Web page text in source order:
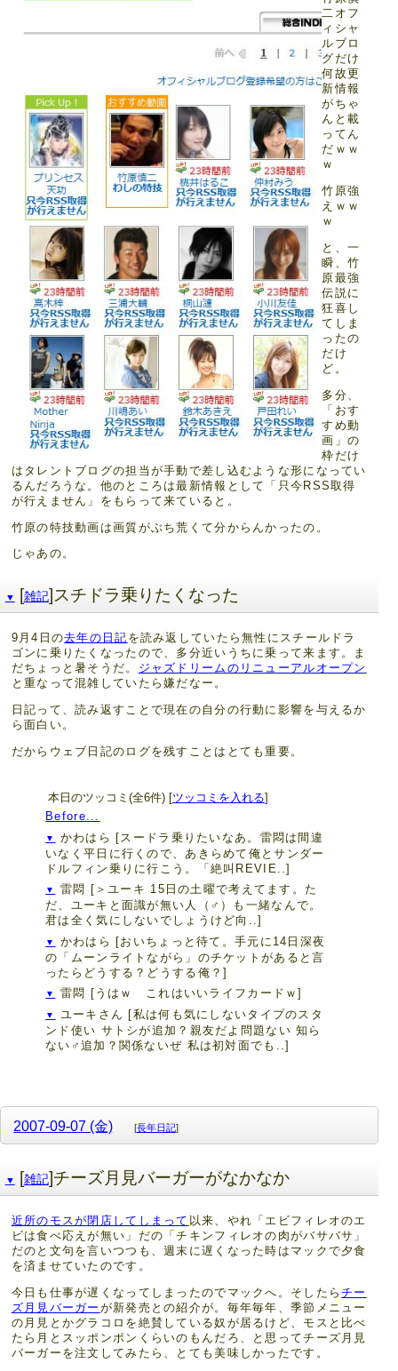
二オフ
ィシャ
ルブロ
グだけ
何故更
新情報
がちゃ
んと載
ってん
だｗｗ
ｗ
竹原強
えｗｗ
ｗ
と、一
瞬、竹
原最強
伝説に
狂喜し
てしま
ったの
だけ
ど。
多分、
「おす
すめ動
画」の
枠だけ
はタレントブログの担当が手動で差し込むような形になってい
るんだろうな。他のところは最新情報として「只今RSS取得
が行えません」をもらって来ていると。
竹原の特技動画は画質がぶち荒くて分からんかったの。
じゃあの。
▼ [雑記]スチドラ乗りたくなった
9月4日の去年の日記 を読み返していたら無性にスチールドラ
ゴンに乗りたくなったので、多分近いうちに乗って来ます。ま
だちょっと暑そうだ。 ジャズドリームのリニューアルオープン
と重なって混雑していたら嫌だなー。
日記って、読み返すことで現在の自分の行動に影響を与えるか
ら面白い。
だからウェブ日記のログを残すことはとても重要。
本日のツッコミ(全6件) [ツッコミを入れる]
Before...
▼ かわはら
[スードラ乗りたいなあ。雷悶は間違
いなく平日に行くので、あきらめて俺とサンダー
ドルフィン乗りに行こう。「絶叫REVIE..]
▼ 雷悶
[＞ユーキ 15日の土曜で考えてます。た
だ、ユーキと面識が無い人（♂）も一緒なんで。
君は全く気にしないでしょうけど向..]
▼ かわはら [おいちょっと待て。手元に14日深夜
の「ムーンライトながら」のチケットがあると言
ったらどうする？どうする俺？]
▼ 雷悶 [うはｗ これはいいライフカードｗ]
▼ ユーキさん [私は何も気にしないタイプのスタ
ンド使い サトシが追加？親友だよ問題ない 知ら
ない♂追加？関係ないぜ 私は初対面でも..]
2007-09-07 (金) [長年日記]
▼ [雑記]チーズ月見バーガーがなかなか
近所のモスが閉店してしまって 以来、やれ「エビフィレオのエ
ビは食べ応えが無い」だの「チキンフィレオの肉がバサバサ」
だのと文句を言いつつも、週末に遅くなった時はマックで夕食
を済ませていたのです。
今日も仕事が遅くなってしまったのでマックへ。そしたらチー
ズ月見バーガー が新発売との紹介が。毎年毎年、季節メニュー
の月見とかグラコロを絶賛している奴が居るけど、モスと比べ
たら月とスッポンポンくらいのもんだろ、と思ってチーズ月見
バーガーを注文してみたら、とても美味しかったです。